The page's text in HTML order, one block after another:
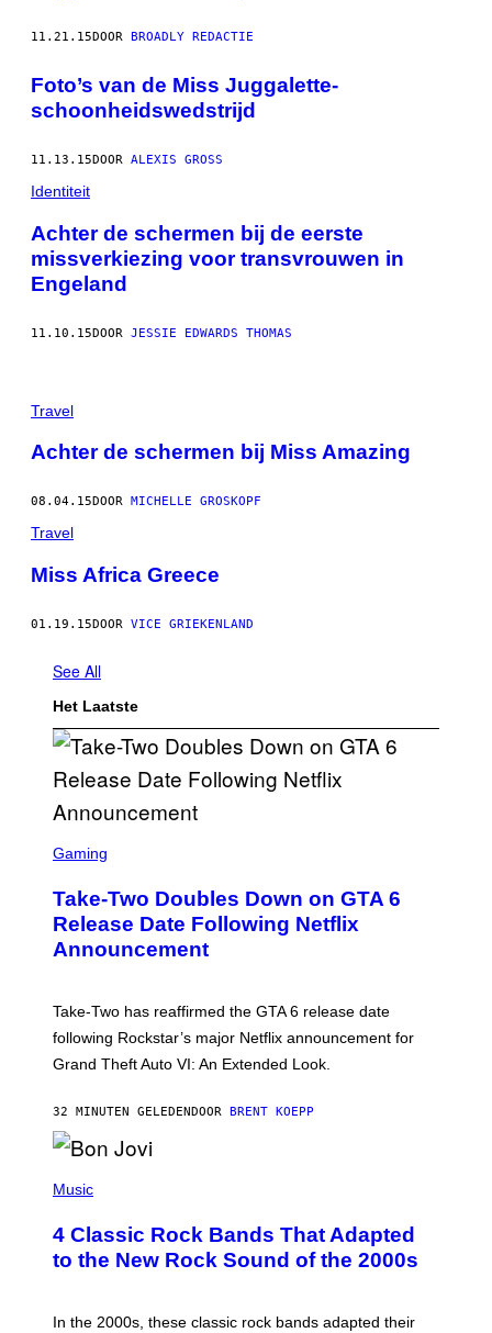
11.21.15DOOR BROADLY REDACTIE
Foto’s van de Miss Juggalette-
schoonheidswedstrijd
11.13.15DOOR ALEXIS GROSS
Identiteit
Achter de schermen bij de eerste
missverkiezing voor transvrouwen in
Engeland
11.10.15DOOR JESSIE EDWARDS THOMAS
Travel
Achter de schermen bij Miss Amazing
08.04.15DOOR MICHELLE GROSKOPF
Travel
Miss Africa Greece
01.19.15DOOR VICE GRIEKENLAND
See All
Het Laatste
C
E
N
S
H
R
O
C
K
A
R
G
E
Gaming
Take-Two Doubles Down on GTA 6
Release Date Following Netflix
Announcement
Take-Two has reaffirmed the GTA 6 release date
following Rockstar’s major Netflix announcement for
Grand Theft Auto VI: An Extended Look.
32 MINUTEN GELEDENDOOR BRENT KOEPP
H
O
B
Y
A
Music
4 Classic Rock Bands That Adapted
to the New Rock Sound of the 2000s
In the 2000s, these classic rock bands adapted their